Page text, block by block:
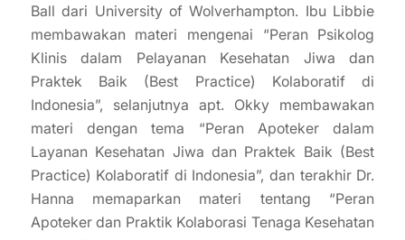
Ball dari University of Wolverhampton. Ibu Libbie
membawakan materi mengenai “Peran Psikolog
Klinis dalam Pelayanan Kesehatan Jiwa dan
Praktek Baik (Best Practice) Kolaboratif di
Indonesia”, selanjutnya apt. Okky membawakan
materi dengan tema “Peran Apoteker dalam
Layanan Kesehatan Jiwa dan Praktek Baik (Best
Practice) Kolaboratif di Indonesia”, dan terakhir Dr.
Hanna memaparkan materi tentang “Peran
Apoteker dan Praktik Kolaborasi Tenaga Kesehatan